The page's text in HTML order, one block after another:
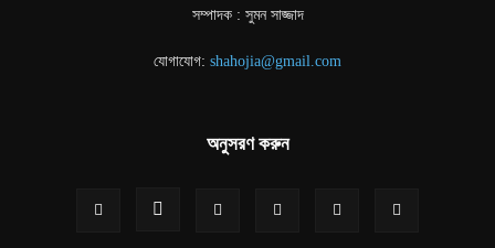
সম্পাদক : সুমন সাজ্জাদ
যোগাযোগ: shahojia@gmail.com
অনুসরণ করুন